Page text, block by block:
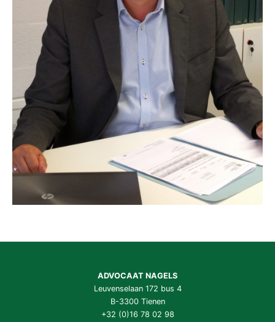
ADVOCAAT NAGELS
Leuvenselaan 172 bus 4
B-3300 Tienen
+32 (0)16 78 02 98